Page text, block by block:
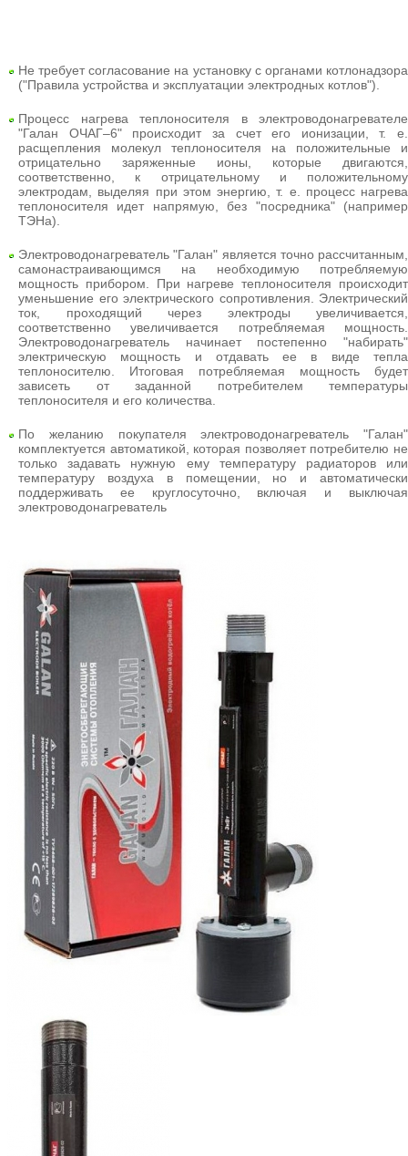
Не требует согласование на установку с органами котлонадзора
("Правила устройства и эксплуатации электродных котлов").
Процесс нагрева теплоносителя в электроводонагревателе
"Галан ОЧАГ–6" происходит за счет его ионизации, т. е.
расщепления молекул теплоносителя на положительные и
отрицательно заряженные ионы, которые двигаются,
соответственно, к отрицательному и положительному
электродам, выделяя при этом энергию, т. е. процесс нагрева
теплоносителя идет напрямую, без "посредника" (например
ТЭНа).
Электроводонагреватель "Галан" является точно рассчитанным,
самонастраивающимся на необходимую потребляемую
мощность прибором. При нагреве теплоносителя происходит
уменьшение его электрического сопротивления. Электрический
ток, проходящий через электроды увеличивается,
соответственно увеличивается потребляемая мощность.
Электроводонагреватель начинает постепенно "набирать"
электрическую мощность и отдавать ее в виде тепла
теплоносителю. Итоговая потребляемая мощность будет
зависеть от заданной потребителем температуры
теплоносителя и его количества.
По желанию покупателя электроводонагреватель "Галан"
комплектуется автоматикой, которая позволяет потребителю не
только задавать нужную ему температуру радиаторов или
температуру воздуха в помещении, но и автоматически
поддерживать ее круглосуточно, включая и выключая
электроводонагреватель